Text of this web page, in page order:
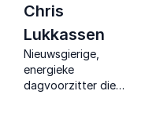
Chris
Lukkassen
Nieuwsgierige,
energieke
dagvoorzitter die